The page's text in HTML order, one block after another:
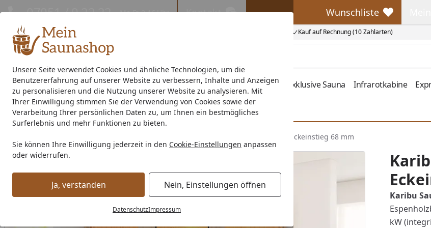
Unsere Seite verwendet Cookies und ähnliche Technologien, um die
Benutzererfahrung auf unserer Website zu verbessern, Inhalte und Anzeigen
zu personalisieren und die Nutzung unserer Website zu analysieren. Mit
Ihrer Einwilligung stimmen Sie der Verwendung von Cookies sowie der
Verarbeitung Ihrer persönlichen Daten zu, um Ihnen ein bestmögliches
Surferlebnis und mehr Funktionen zu bieten.
Sie können Ihre Einwilligung jederzeit in den Cookie-Einstellungen anpassen
oder widerrufen.
Ja, verstanden Nein, Einstellungen öffnen
DatenschutzImpressum
Kauf auf Rechnung (10 Zahlarten)
07051 / 9 22 22 Mo-Fr. 8-16 Uhr Kontakt Wunschliste
Wunschliste
Außensauna Indoor-Sauna Energiespar-Sauna Saunaofen Zubehör Exklusive Sauna Infrarotkabine
Saunahersteller % Sale %
Startseite
Karibu Sauna Malin mit Eckeinstieg 68 mm
Karibu
kW